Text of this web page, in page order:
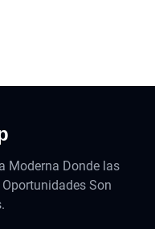
Moderna Donde las
Son